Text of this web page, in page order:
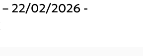
22/02/2026 -